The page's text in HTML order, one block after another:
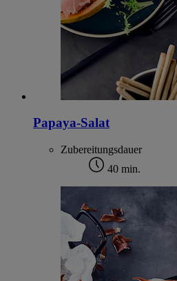
Papaya-Salat
Zubereitungsdauer
40 min.